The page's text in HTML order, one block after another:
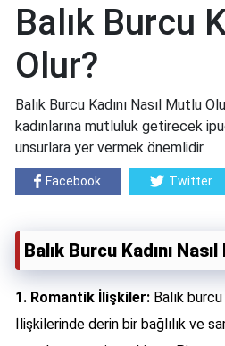
Balık Burcu
Olur?
Balık Burcu Kadını Nasıl Mutlu
kadınlarına mutluluk getirecek
unsurlara yer vermek önemlidir.
Facebook Twitter
Balık Burcu Kadını
1. Romantik İlişkiler: Balık
İlişkilerinde derin bir bağlılık ve